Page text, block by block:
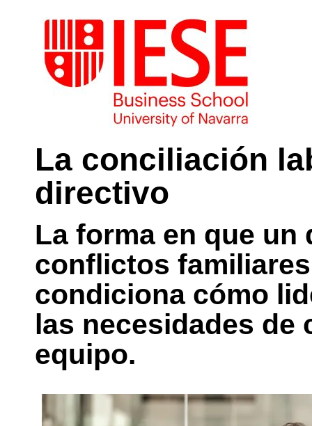
La conciliación
directivo
La forma en que
conflictos
condiciona cómo
las necesidades de
equipo.